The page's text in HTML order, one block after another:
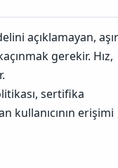
açıklamayan,
gerekir. Hız,
sertifika
kullanıcının erişimi